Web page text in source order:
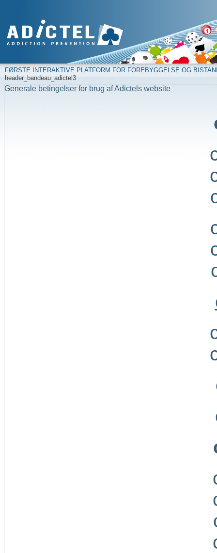
FØRSTE INTERAKTIVE PLATFORM FOR FOREBYGGELSE OG
header_bandeau_adictel3
Generale betingelser for brug af Adictels website